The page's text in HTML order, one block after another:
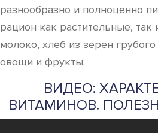
разнообразно и полноценно
рацион как растительные,
молоко, хлеб из зерен
овощи и фрукты.
ВИДЕО:
ВИТАМИНОВ.